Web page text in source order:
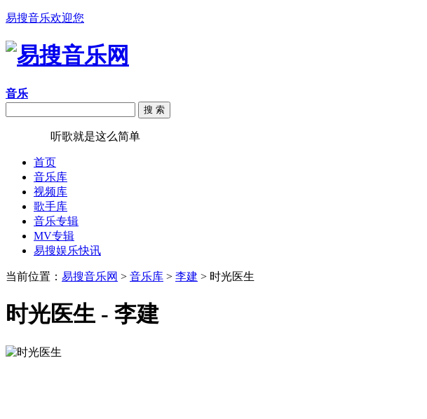
易搜音乐欢迎您
音乐
搜 索
听歌就是这么简单
首页
音乐库
视频库
歌手库
音乐专辑
MV专辑
易搜娱乐快讯
当前位置： 易搜音乐网 > 音乐库 > 李建 > 时光医生
时光医生 - 李建